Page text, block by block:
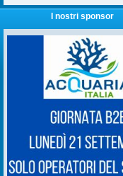
I nostri sponsor